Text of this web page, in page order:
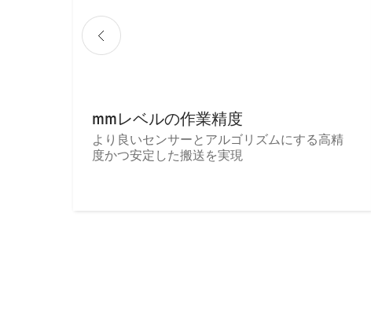
mmレベルの作業精度
より良いセンサーとアルゴリズムにする高精
度かつ安定した搬送を実現